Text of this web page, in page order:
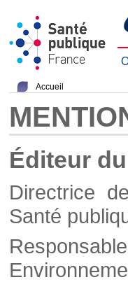
Accueil
Éditeur
Directrice
Santé